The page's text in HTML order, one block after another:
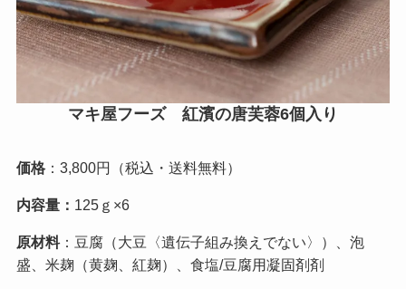
マキ屋フーズ 紅濱の唐芙蓉6個入り
価格：3,800円（税込・送料無料）
内容量： 125ｇ×6
原材料：豆腐（大豆〈遺伝子組み換えでない〉）、泡
盛、米麹（黄麹、紅麹）、食塩/豆腐用凝固剤剤